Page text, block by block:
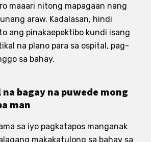
maaari nitong mapagaan nang
araw. Kadalasan, hindi
ang pinakaepektibo kundi isang
na plano para sa ospital, pag-
sa bahay.
bagay na puwede mong
man
sa iyo pagkatapos manganak
makakatulong sa bahay sa